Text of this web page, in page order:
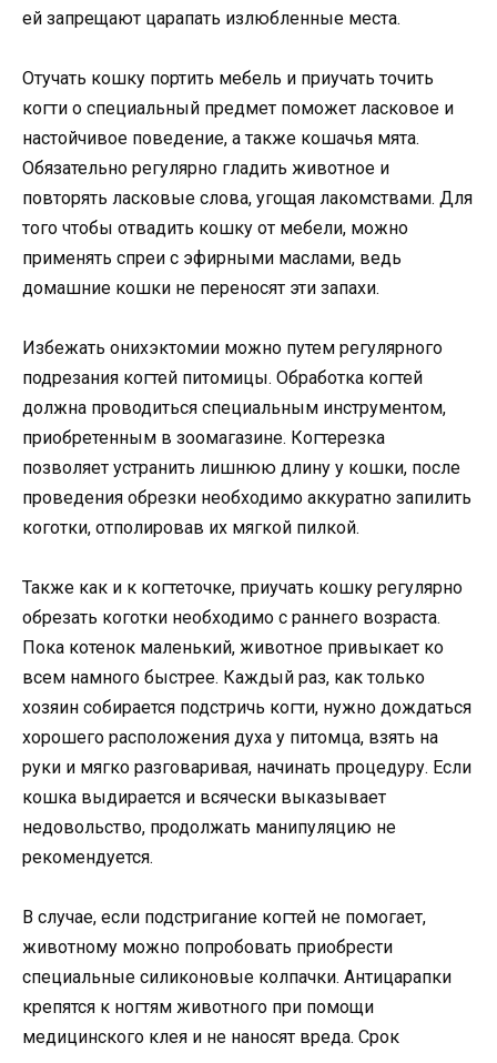
ей запрещают царапать излюбленные места.
Отучать кошку портить мебель и приучать точить
когти о специальный предмет поможет ласковое и
настойчивое поведение, а также кошачья мята.
Обязательно регулярно гладить животное и
повторять ласковые слова, угощая лакомствами. Для
того чтобы отвадить кошку от мебели, можно
применять спреи с эфирными маслами, ведь
домашние кошки не переносят эти запахи.
Избежать онихэктомии можно путем регулярного
подрезания когтей питомицы. Обработка когтей
должна проводиться специальным инструментом,
приобретенным в зоомагазине. Когтерезка
позволяет устранить лишнюю длину у кошки, после
проведения обрезки необходимо аккуратно запилить
коготки, отполировав их мягкой пилкой.
Также как и к когтеточке, приучать кошку регулярно
обрезать коготки необходимо с раннего возраста.
Пока котенок маленький, животное привыкает ко
всем намного быстрее. Каждый раз, как только
хозяин собирается подстричь когти, нужно дождаться
хорошего расположения духа у питомца, взять на
руки и мягко разговаривая, начинать процедуру. Если
кошка выдирается и всячески выказывает
недовольство, продолжать манипуляцию не
рекомендуется.
В случае, если подстригание когтей не помогает,
животному можно попробовать приобрести
специальные силиконовые колпачки. Антицарапки
крепятся к ногтям животного при помощи
медицинского клея и не наносят вреда. Срок